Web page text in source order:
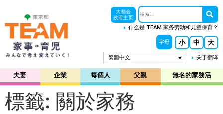
大都会
政府主页
什么是 TEAM 家务劳动和儿童保育？
字母 小 中 大
繁體中文 关于翻译
夫妻 企業 每個人 父親 無名的家務活
標籤: 關於家務